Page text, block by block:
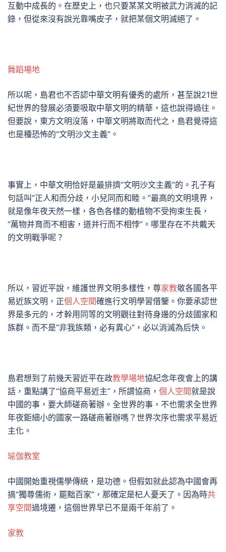
互動中成長的。在歷史上，也只要某某文明被武力消滅的記
錄，但從來沒有說光靠嘴皮子，就把某個文明滅絕了。
舞蹈場地
所以呢，島君也不否認中華文明有優秀的處所，甚至說21世
紀世界的發展必須要吸取中華文明的精華，這也說得過往。
但要說，東方文明沒落，中華文明將取而代之，島君覺得這
也是種恐怖的“文明沙文主義”。
事實上，中華文明恰好是最排擠“文明沙文主義”的。孔子有
句話叫“正人和而分歧，小兒同而和睦。”最高的文明境界，
就是像年夜天然一樣，各色各樣的動植物不受拘束生長，
“萬物并育而不相害，道并行而不相悖”。哪里存在不共戴天
的文明戰爭呢？
所以，習近平說，維護世界文明多樣性，尊家教敬各國各平
易近族文明，正個人空間確進行文明學習借鑒。你要承認世
界是多元的，才幹用同等的文明觀往對待身邊的分歧國家和
族群。而不是“非我族類，必有異心”，必以消滅為后快。
島君想到了前幾天習近平在政教學場地協紀念年夜會上的講
話，重點講了“協商平易近主”，所謂協商， 個人空間就是說
中國的事，要大師磋商著辦。全世界的事，不也需求全世界
年夜鉅細小的國家一路磋商著辦嗎？世界次序也需求平易近
主化。
瑜伽教室
中國開始重視儒學傳統，是功德。但假如就此認為中國會再
搞“獨尊儒術，罷黜百家”，那確定是杞人憂天了。因為時共
享空間過境遷，這個世界早已不是兩千年前了。
家教